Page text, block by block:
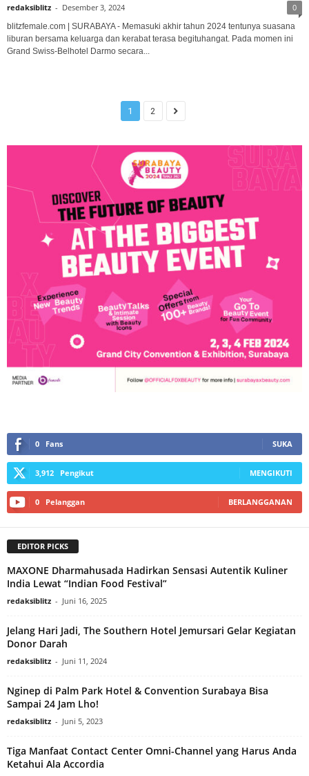
redaksiblitz - Desember 3, 2024 0
blitzfemale.com | SURABAYA - Memasuki akhir tahun 2024 tentunya suasana
liburan bersama keluarga dan kerabat terasa begituhangat. Pada momen ini
Grand Swiss-Belhotel Darmo secara...
1 2
0 Fans SUKA
3,912 Pengikut MENGIKUTI
0 Pelanggan BERLANGGANAN
EDITOR PICKS
MAXONE Dharmahusada Hadirkan Sensasi Autentik Kuliner
India Lewat “Indian Food Festival”
redaksiblitz - Juni 16, 2025
Jelang Hari Jadi, The Southern Hotel Jemursari Gelar Kegiatan
Donor Darah
redaksiblitz - Juni 11, 2024
Nginep di Palm Park Hotel & Convention Surabaya Bisa
Sampai 24 Jam Lho!
redaksiblitz - Juni 5, 2023
Tiga Manfaat Contact Center Omni-Channel yang Harus Anda
Ketahui Ala Accordia